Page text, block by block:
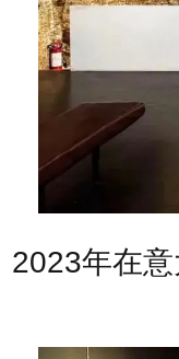
2023年在